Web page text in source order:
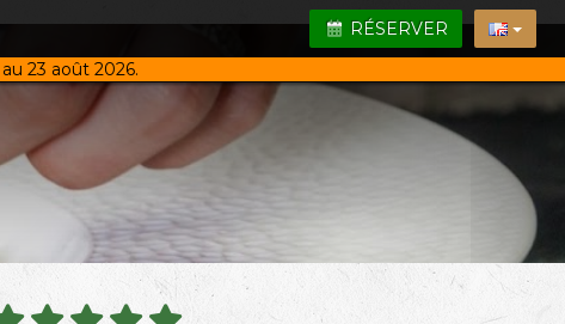
RÉSERVER
23 août 2026.